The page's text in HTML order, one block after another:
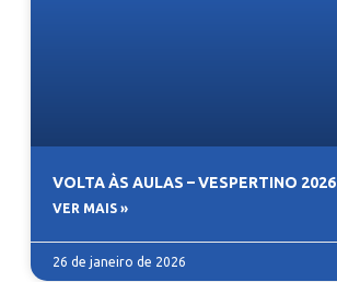
VOLTA ÀS AULAS – VESPERTINO 2026
VER MAIS »
26 de janeiro de 2026